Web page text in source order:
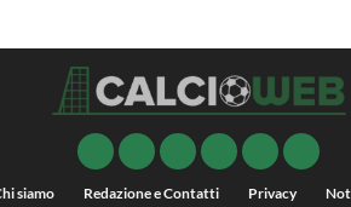
siamo Redazione e Contatti Privacy